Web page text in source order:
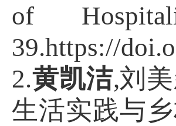
of
39.https://
2.黄凯洁,刘
生活实践与